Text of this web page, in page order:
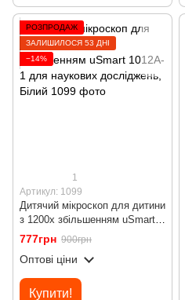
РОЗПРОДАЖ
ЗАЛИШИЛОСЯ 53 ДНІ
−14%
1
Артикул: 1099
Дитячий мікроскоп для дитини
з 1200х збільшенням uSmart
1012A-1 для наукових
досліджень, Білий
777грн 900грн
Оптові ціни
Купити!